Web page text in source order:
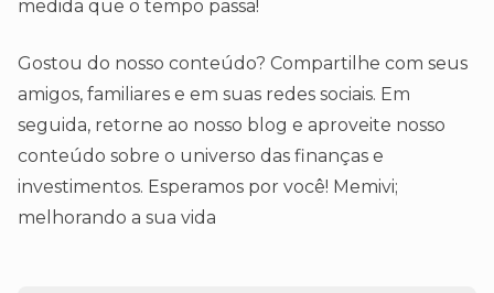
medida que o tempo passa!
Gostou do nosso conteúdo? Compartilhe com seus
amigos, familiares e em suas redes sociais. Em
seguida, retorne ao nosso blog e aproveite nosso
conteúdo sobre o universo das finanças e
investimentos. Esperamos por você! Memivi;
melhorando a sua vida